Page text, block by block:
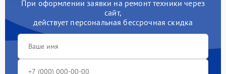
При оформлении заявки на ремонт техники через
сайт,
действует персональная бессрочная скидка